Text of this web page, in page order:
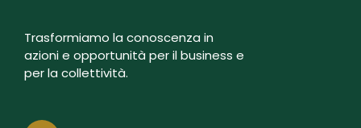
Trasformiamo la conoscenza in
azioni e opportunità per il business e
per la collettività.